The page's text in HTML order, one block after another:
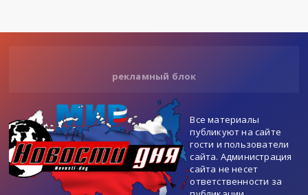
рекламный блок
Все материалы
публикуют на сайте
гости и пользователи
сайта. Администрация
сайта не несет
ответственности за